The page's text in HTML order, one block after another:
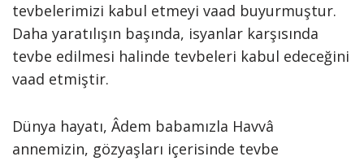
tevbelerimizi kabul etmeyi vaad buyurmuştur.
Daha yaratılışın başında, isyanlar karşısında
tevbe edilmesi halinde tevbeleri kabul edeceğini
vaad etmiştir.
Dünya hayatı, Âdem babamızla Havvâ
annemizin, gözyaşları içerisinde tevbe